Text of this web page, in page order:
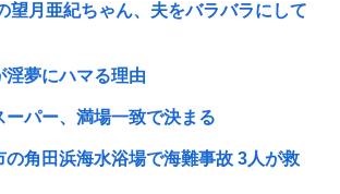
望月亜紀ちゃん、夫をバラバラにして
淫夢にハマる理由
ーパー、満場一致で決まる
の角田浜海水浴場で海難事故 3人が救